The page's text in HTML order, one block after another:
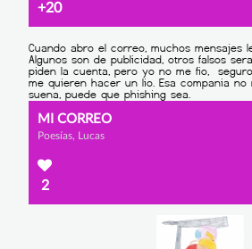
+20
MI CORREO
Poesías, Lucas
2